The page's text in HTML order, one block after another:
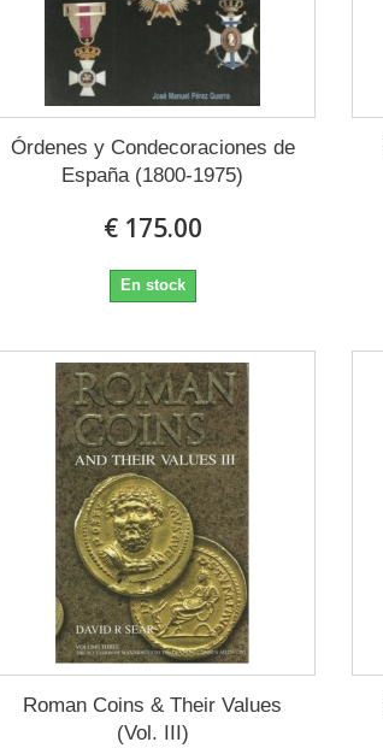
Órdenes y Condecoraciones de
España (1800-1975)
€ 175.00
En stock
Roman Coins & Their Values
(Vol. III)